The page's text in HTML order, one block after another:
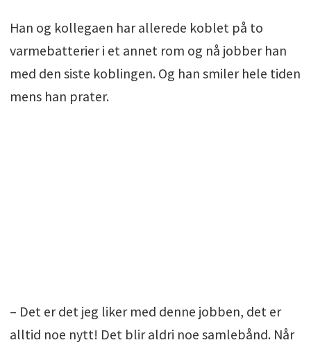
Han og kollegaen har allerede koblet på to
varmebatterier i et annet rom og nå jobber han
med den siste koblingen. Og han smiler hele tiden
mens han prater.
– Det er det jeg liker med denne jobben, det er
alltid noe nytt! Det blir aldri noe samlebånd. Når